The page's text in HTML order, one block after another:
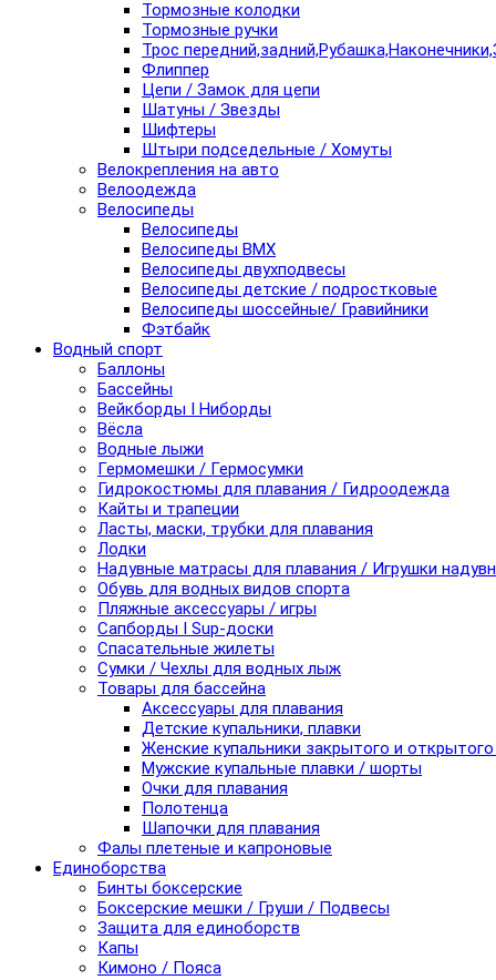
Тормозные колодки
Тормозные ручки
Трос
Флиппер
Цепи / Замок для цепи
Шатуны / Звезды
Шифтеры
Штыри подседельные / Хомуты
Велокрепления на авто
Велоодежда
Велосипеды
Велосипеды
Велосипеды BMX
Велосипеды двухподвесы
Велосипеды детские / подростковые
Велосипеды шоссейные/ Гравийники
Фэтбайк
Водный спорт
Баллоны
Бассейны
Вейкборды I Ниборды
Вёсла
Водные лыжи
Гермомешки / Гермосумки
Гидрокостюмы для плавания / Гидроодежда
Кайты и трапеции
Ласты, маски, трубки для плавания
Лодки
Надувные матрасы для плавания / Игрушки
Обувь для водных видов спорта
Пляжные аксессуары / игры
Сапборды I Sup-доски
Спасательные жилеты
Сумки / Чехлы для водных лыж
Товары для бассейна
Аксессуары для плавания
Детские купальники, плавки
Женские купальники закрытого и
Мужские купальные плавки / шорты
Очки для плавания
Полотенца
Шапочки для плавания
Фалы плетеные и капроновые
Единоборства
Бинты боксерские
Боксерские мешки / Груши / Подвесы
Защита для единоборств
Капы
Кимоно / Пояса